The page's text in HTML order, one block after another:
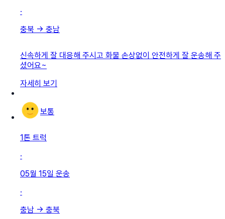
·
충북 → 충남
신속하게 잘 대응해 주시고 화물 손상없이 안전하게 잘 운송해 주
셨어요~
자세히 보기
보통
1톤 트럭
·
05월 15일 운송
·
충남 → 충북